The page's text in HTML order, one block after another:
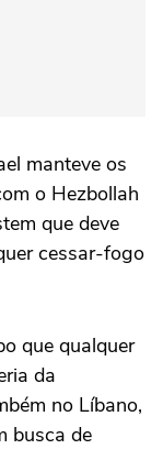
manteve os
o Hezbollah
que deve
cessar-fogo
que qualquer
da
no Líbano,
busca de